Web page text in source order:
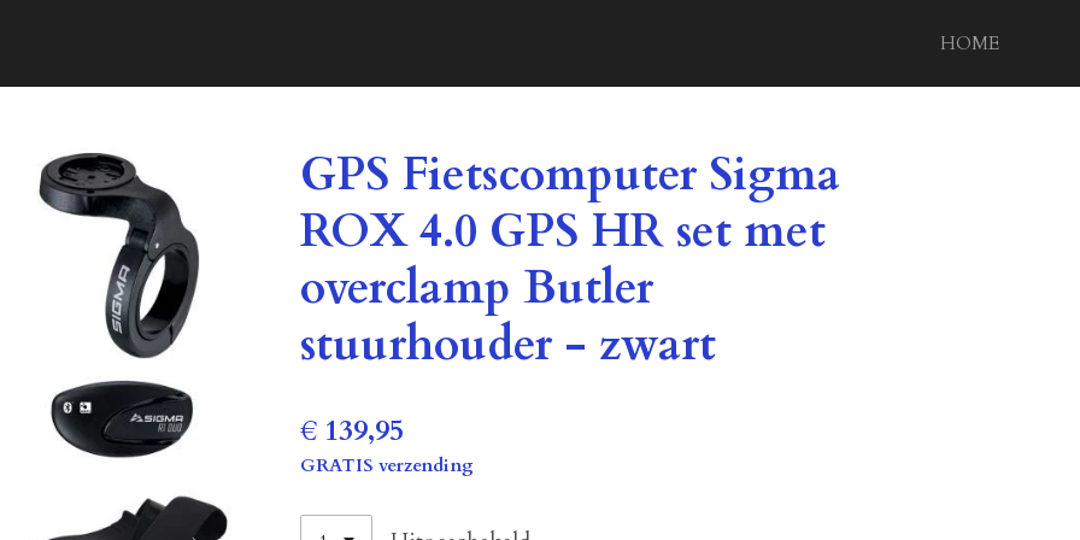
HOME
GPS Fietscomputer Sigma
ROX 4.0 GPS HR set met
overclamp Butler
stuurhouder - zwart
€ 139,95
GRATIS verzending